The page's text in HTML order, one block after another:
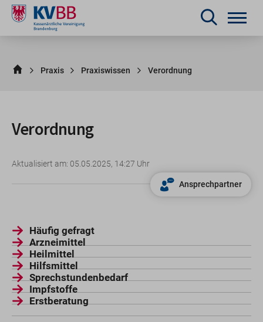
Praxis Praxiswissen Verordnung
Verordnung
Aktualisiert am: 05.05.2025, 14:27 Uhr
Ansprechpartner
Häufig gefragt
Arzneimittel
Heilmittel
Hilfsmittel
Sprechstundenbedarf
Impfstoffe
Erstberatung